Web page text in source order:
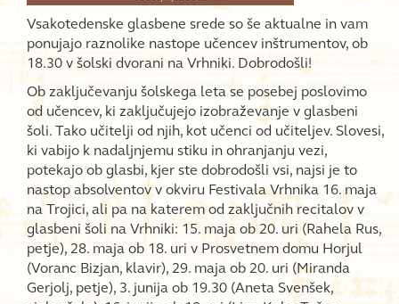
Vsakotedenske glasbene srede so še aktualne in vam
ponujajo raznolike nastope učencev inštrumentov, ob
18.30 v šolski dvorani na Vrhniki. Dobrodošli!
Ob zaključevanju šolskega leta se posebej poslovimo
od učencev, ki zaključujejo izobraževanje v glasbeni
šoli. Tako učitelji od njih, kot učenci od učiteljev. Slovesi,
ki vabijo k nadaljnjemu stiku in ohranjanju vezi,
potekajo ob glasbi, kjer ste dobrodošli vsi, najsi je to
nastop absolventov v okviru Festivala Vrhnika 16. maja
na Trojici, ali pa na katerem od zaključnih recitalov v
glasbeni šoli na Vrhniki: 15. maja ob 20. uri (Rahela Rus,
petje), 28. maja ob 18. uri v Prosvetnem domu Horjul
(Voranc Bizjan, klavir), 29. maja ob 20. uri (Miranda
Gerjolj, petje), 3. junija ob 19.30 (Aneta Svenšek,